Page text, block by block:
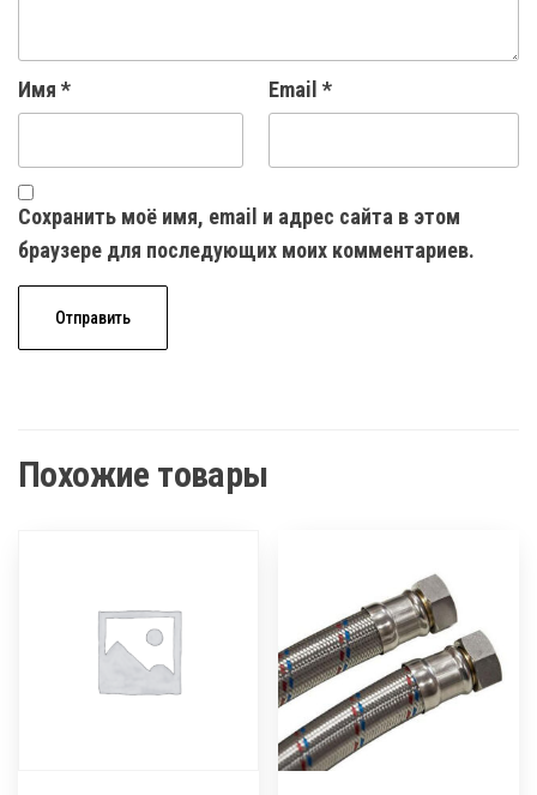
Имя * Email *
Сохранить моё имя, email и адрес сайта в этом
браузере для последующих моих комментариев.
Похожие товары